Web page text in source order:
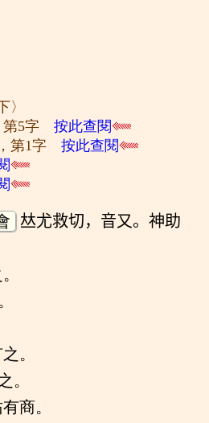
第5字按此查閱
，第1字按此查閱
𠀤尤救切，音又。神助
。
。
商。